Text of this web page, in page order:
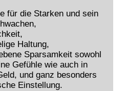
für die Starken und sein
Haltung,
Sparsamkeit sowohl
Gefühle wie auch in
und ganz besonders
Einstellung.